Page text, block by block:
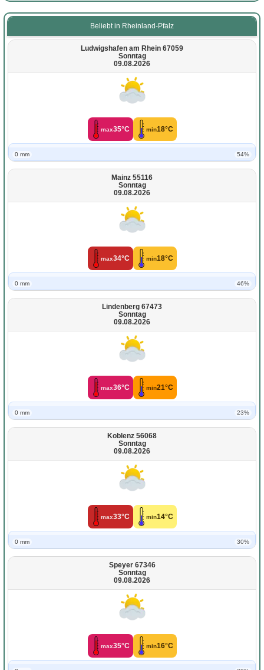
Beliebt in Rheinland-Pfalz
Ludwigshafen am Rhein 67059
Sonntag
09.08.2026
max35°C min18°C
0 mm 54%
Mainz 55116
Sonntag
09.08.2026
max34°C min18°C
0 mm 46%
Lindenberg 67473
Sonntag
09.08.2026
max36°C min21°C
0 mm 23%
Koblenz 56068
Sonntag
09.08.2026
max33°C min14°C
0 mm 30%
Speyer 67346
Sonntag
09.08.2026
max35°C min16°C